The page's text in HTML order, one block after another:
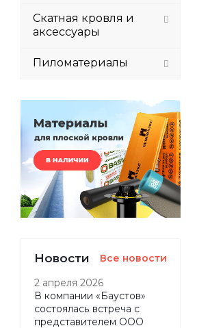
Скатная кровля и
аксессуары
Пиломатериалы
Новости Все новости
2 апреля 2026
В компании «Баустов»
состоялась встреча с
представителем ООО